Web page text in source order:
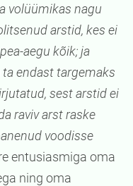
volüümikas nagu
arstid, kes ei
aegu kõik; ja
endast targemaks
sest arstid ei
raviv arst raske
voodisse
entusiasmiga oma
ning oma